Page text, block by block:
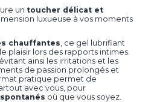
un toucher délicat et
luxueuse à vos moments
chauffantes , ce gel lubrifiant
plaisir lors des rapports intimes.
ainsi les irritations et les
de passion prolongés et
pratique permet de
avec vous, pour
où que vous soyez.